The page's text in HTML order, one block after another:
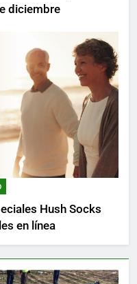
diciembre
Hush Socks
en línea